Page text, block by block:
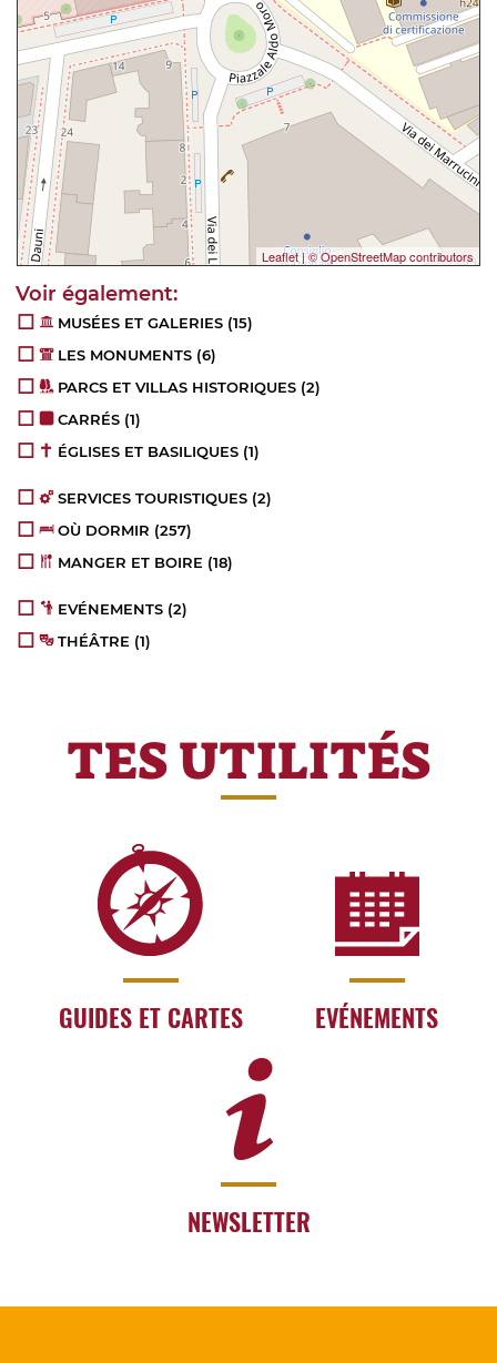
Leaflet|© OpenStreetMap contributors
MUSÉES ET GALERIES (15)
LES MONUMENTS (6)
PARCS ET VILLAS HISTORIQUES (2)
CARRÉS (1)
ÉGLISES ET BASILIQUES (1)
SERVICES TOURISTIQUES (2)
OÙ DORMIR (257)
MANGER ET BOIRE (18)
EVÉNEMENTS (2)
THÉÂTRE (1)
TES UTILITÉS
GUIDES ET CARTES EVÉNEMENTS
NEWSLETTER